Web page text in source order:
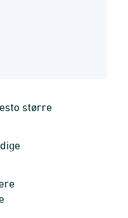
større